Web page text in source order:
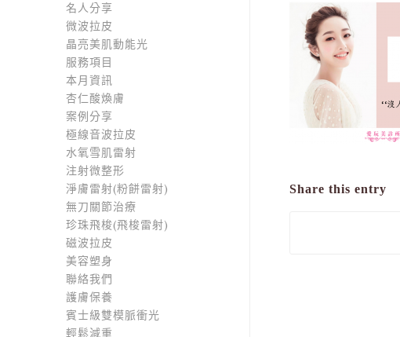
Share this entry
名人分享
微波拉皮
晶亮美肌動能光
服務項目
本月資訊
杏仁酸煥膚
案例分享
極線音波拉皮
水氧雪肌雷射
注射微整形
淨膚雷射(粉餅雷射)
無刀關節治療
珍珠飛梭(飛梭雷射)
磁波拉皮
美容塑身
聯絡我們
護膚保養
賓士級雙模脈衝光
輕鬆減重